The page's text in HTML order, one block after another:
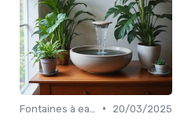
•
20/03/2025